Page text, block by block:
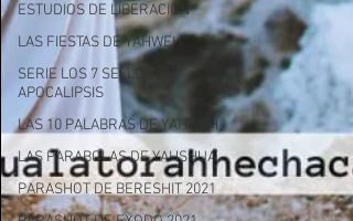
ESTUDIOS DE LIBERACION
LAS FIESTAS DE YAHWEH
SERIE LOS 7 SELLOS DE
APOCALIPSIS
LAS 10 PALABRAS DE YAHWEH
LAS PARABOLAS DE YAHSHUA
PARASHOT DE BERESHIT 2021